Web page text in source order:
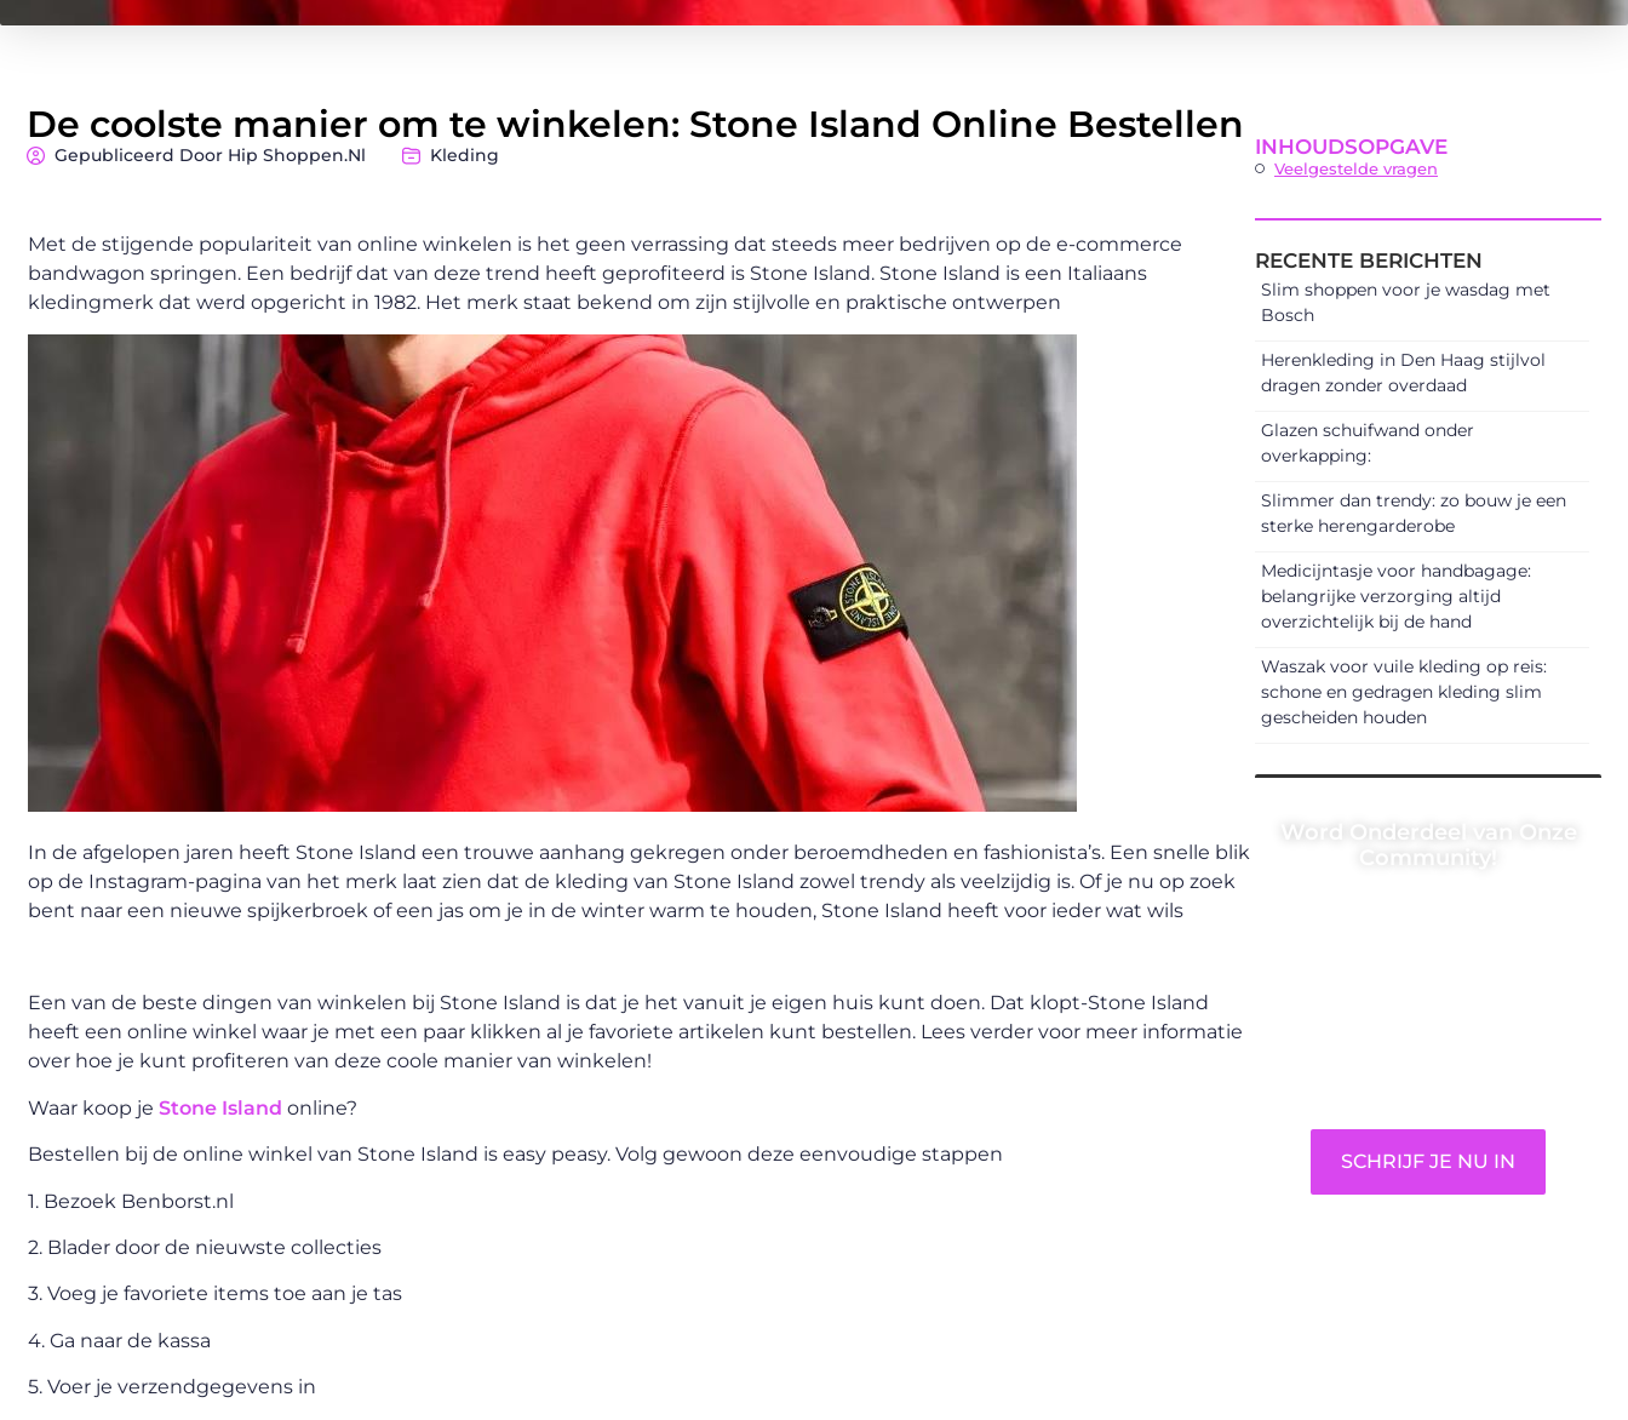
De coolste manier om te winkelen: Stone Island Online Bestellen
Gepubliceerd Door Hip Shoppen.nl Kleding
Met de stijgende populariteit van online winkelen is het geen verrassing dat steeds meer bedrijven op de e-commerce
bandwagon springen. Een bedrijf dat van deze trend heeft geprofiteerd is Stone Island. Stone Island is een Italiaans
kledingmerk dat werd opgericht in 1982. Het merk staat bekend om zijn stijlvolle en praktische ontwerpen
In de afgelopen jaren heeft Stone Island een trouwe aanhang gekregen onder beroemdheden en fashionista’s. Een snelle blik
op de Instagram-pagina van het merk laat zien dat de kleding van Stone Island zowel trendy als veelzijdig is. Of je nu op zoek
bent naar een nieuwe spijkerbroek of een jas om je in de winter warm te houden, Stone Island heeft voor ieder wat wils
Een van de beste dingen van winkelen bij Stone Island is dat je het vanuit je eigen huis kunt doen. Dat klopt-Stone Island
heeft een online winkel waar je met een paar klikken al je favoriete artikelen kunt bestellen. Lees verder voor meer informatie
over hoe je kunt profiteren van deze coole manier van winkelen!
Waar koop je Stone Island online?
Bestellen bij de online winkel van Stone Island is easy peasy. Volg gewoon deze eenvoudige stappen
1. Bezoek Benborst.nl
2. Blader door de nieuwste collecties
3. Voeg je favoriete items toe aan je tas
4. Ga naar de kassa
5. Voer je verzendgegevens in
INHOUDSOPGAVE
Veelgestelde vragen
RECENTE BERICHTEN
Slim shoppen voor je wasdag met
Bosch
Herenkleding in Den Haag stijlvol
dragen zonder overdaad
Glazen schuifwand onder
overkapping:
Slimmer dan trendy: zo bouw je een
sterke herengarderobe
Medicijntasje voor handbagage:
belangrijke verzorging altijd
overzichtelijk bij de hand
Waszak voor vuile kleding op reis:
schone en gedragen kleding slim
gescheiden houden
Word Onderdeel van Onze
Community!
SCHRIJF JE NU IN